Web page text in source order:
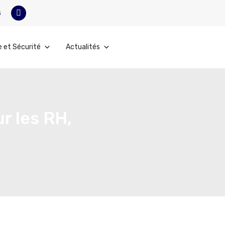
et Sécurité Actualités